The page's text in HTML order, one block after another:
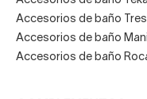
Accesorios de baño Tres
Accesorios de baño
Accesorios de baño